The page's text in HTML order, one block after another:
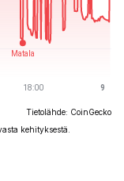
Tietolähde: CoinGecko
kehityksestä.